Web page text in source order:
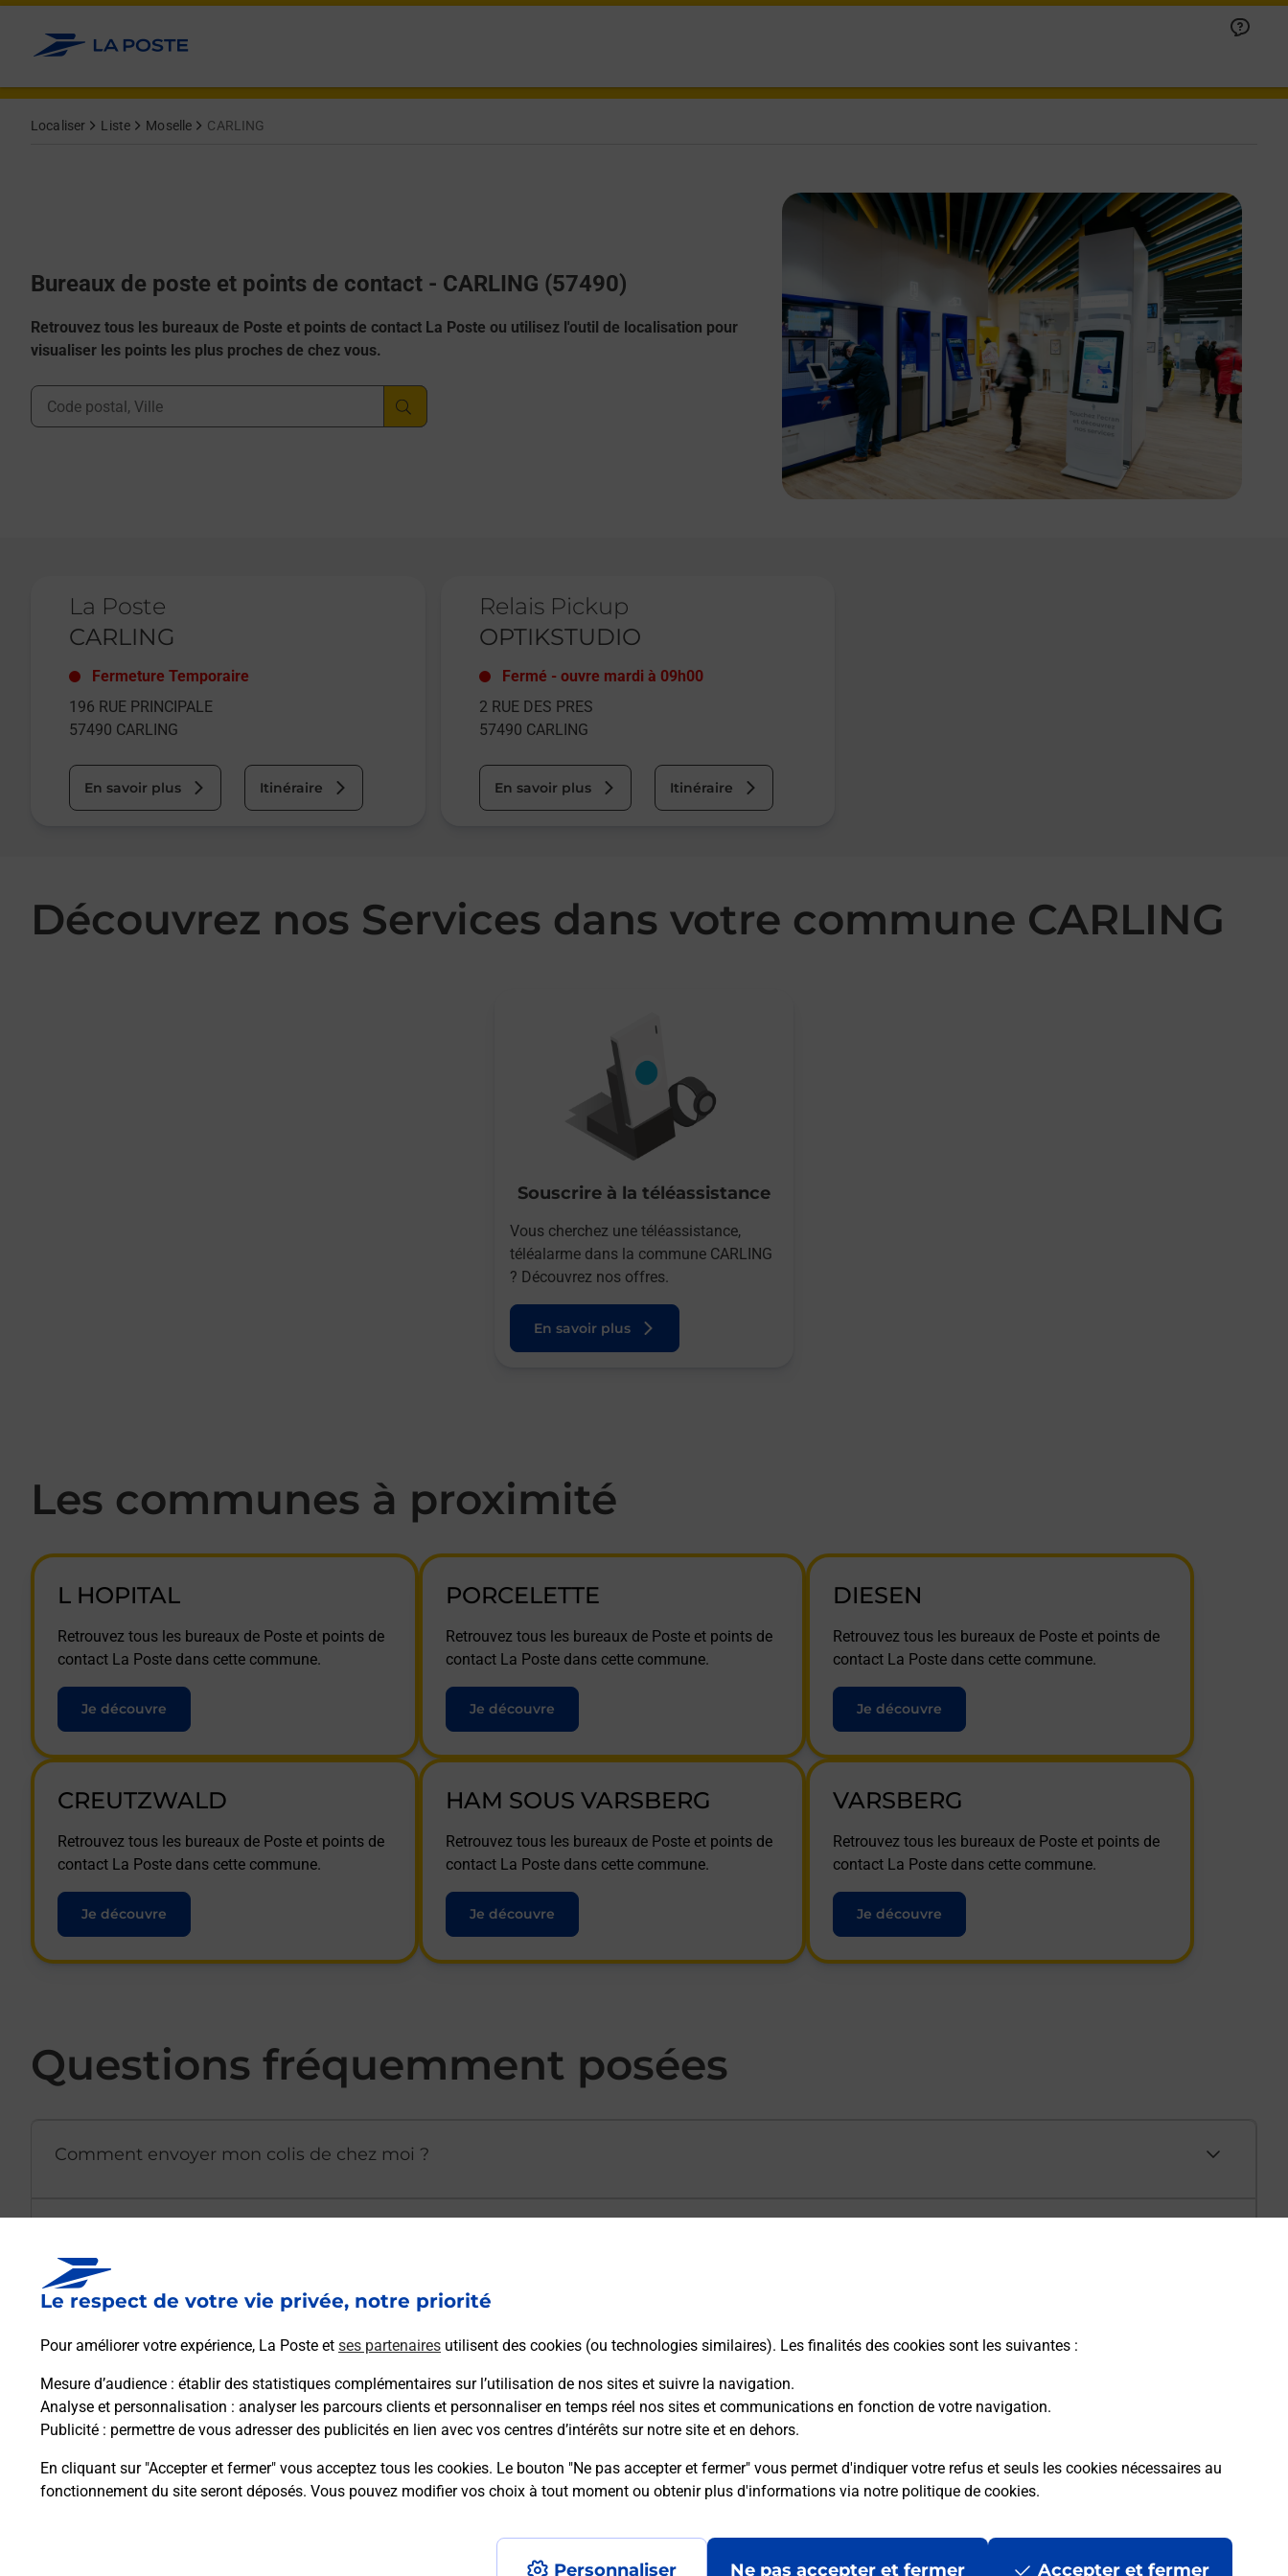
Le respect de votre vie privée, notre priorité
Pour améliorer votre expérience, La Poste et ses partenaires utilisent des cookies (ou technologies similaires). Les finalités des cookies sont les suivantes :
Mesure d’audience : établir des statistiques complémentaires sur l’utilisation de nos sites et suivre la navigation.
Analyse et personnalisation : analyser les parcours clients et personnaliser en temps réel nos sites et communications en fonction de votre navigation.
Publicité : permettre de vous adresser des publicités en lien avec vos centres d’intérêts sur notre site et en dehors.
En cliquant sur "Accepter et fermer" vous acceptez tous les cookies. Le bouton "Ne pas accepter et fermer" vous permet d'indiquer votre refus et seuls les cookies nécessaires au
fonctionnement du site seront déposés. Vous pouvez modifier vos choix à tout moment ou obtenir plus d'informations via notre politique de cookies.
Personnaliser Ne pas accepter et fermer Accepter et fermer
Allez au contenu
Localiser Liste Moselle CARLING
Bureaux de poste et points de contact - CARLING (57490)
Retrouvez tous les bureaux de Poste et points de contact La Poste ou utilisez l'outil de localisation pour
visualiser les points les plus proches de chez vous.
Ville, Département, Code Postal
La Poste
CARLING
Fermeture Temporaire
196 RUE PRINCIPALE
57490 CARLING
En savoir plus Itinéraire
Relais Pickup
OPTIKSTUDIO
Fermé - ouvre mardi à 09h00
2 RUE DES PRES
57490 CARLING
En savoir plus Itinéraire
Découvrez nos Services dans votre commune CARLING
Souscrire à la téléassistance
Vous cherchez une téléassistance,
téléalarme dans la commune CARLING
? Découvrez nos offres.
En savoir plus
Les communes à proximité
L HOPITAL
Retrouvez tous les bureaux de Poste et points de
contact La Poste dans cette commune.
Je découvre
PORCELETTE
Retrouvez tous les bureaux de Poste et points de
contact La Poste dans cette commune.
Je découvre
DIESEN
Retrouvez tous les bureaux de Poste et points de
contact La Poste dans cette commune.
Je découvre
CREUTZWALD
Retrouvez tous les bureaux de Poste et points de
contact La Poste dans cette commune.
Je découvre
HAM SOUS VARSBERG
Retrouvez tous les bureaux de Poste et points de
contact La Poste dans cette commune.
Je découvre
VARSBERG
Retrouvez tous les bureaux de Poste et points de
contact La Poste dans cette commune.
Je découvre
Questions fréquemment posées
Comment envoyer mon colis de chez moi ?
Afficher ou masquer la réponse
Afficher ou masquer la réponse
Comment demander une modification de livraison ?
Afficher ou masquer la réponse
Comment La Poste participe-t-elle à votre sécurité au quotidien ?
Afficher ou masquer la réponse
Puis-je passer mon code de la route avec La Poste et sous quelles conditions ?
Afficher ou masquer la réponse